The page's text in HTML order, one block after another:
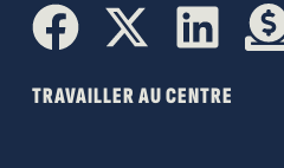
TRAVAILLER AU CENTRE